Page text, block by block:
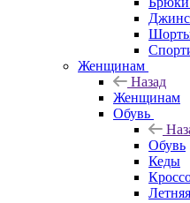
Женщинам
Назад
Женщинам
Обувь
Обувь
Кеды